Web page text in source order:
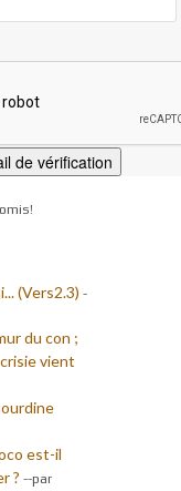
(Vers2.3) -
du con ;
vient
est-il
? --par